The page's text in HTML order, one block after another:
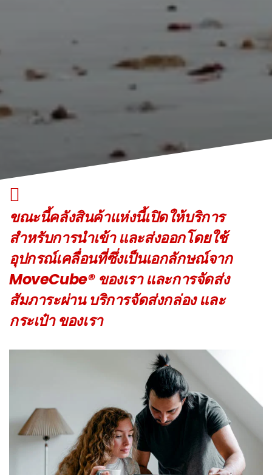
ขณะนี้คลังสินค้าแห่งนี้เปิดให้บริการ
สำหรับการนำเข้า และส่งออกโดยใช้
อุปกรณ์เคลื่อนที่ซึ่งเป็นเอกลักษณ์จาก
MoveCube® ของเรา และการจัดส่ง
สัมภาระผ่าน บริการจัดส่งกล่อง และ
กระเป๋า ของเรา